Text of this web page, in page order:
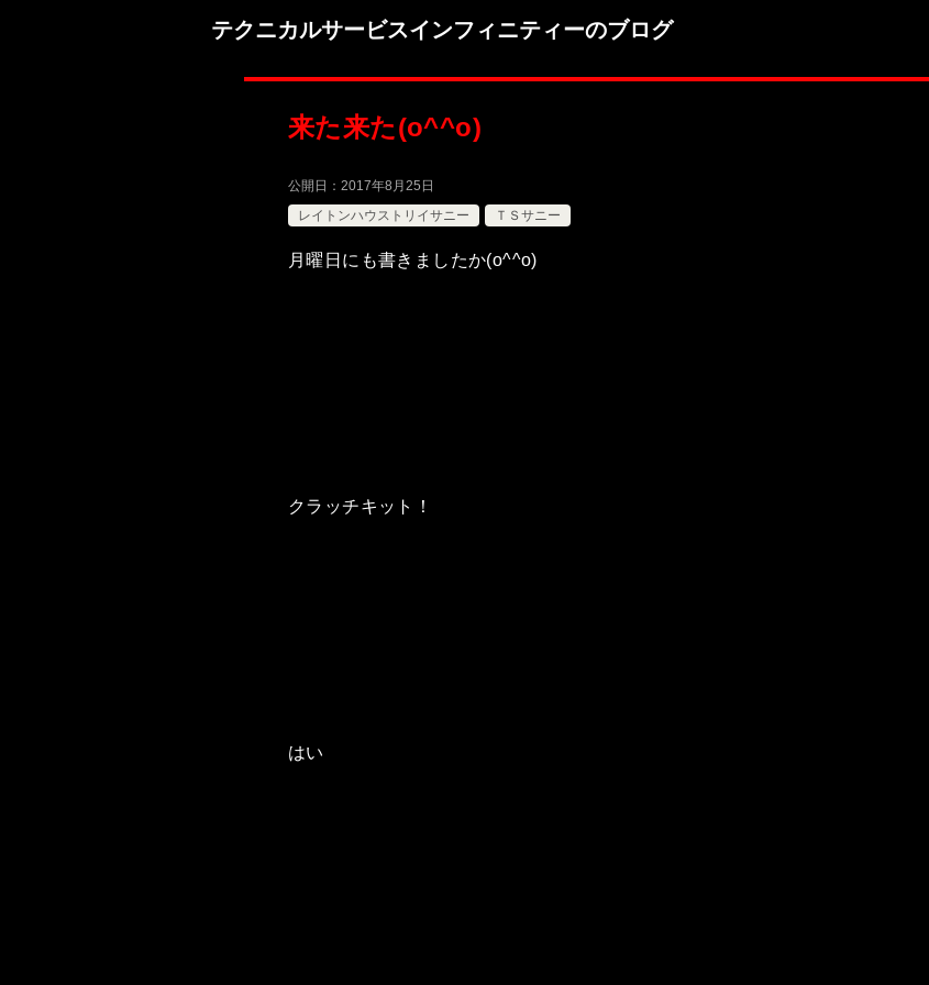
テクニカルサービスインフィニティーのブログ
来た来た(o^^o)
公開日： 2017年8月25日
レイトンハウストリイサニー
ＴＳサニー
月曜日にも書きましたか(o^^o)
クラッチキット！
はい